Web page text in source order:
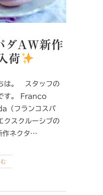
ダAW新作
荷
す。 Franco
（フランコスパ
クスクルーシブの
作ネクタ…